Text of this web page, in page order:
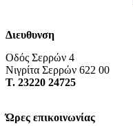
Διευθυνση
Οδός Σερρών 4
Νιγρίτα Σερρών 622 00
Τ. 23220 24725
Ώρες επικοινωνίας